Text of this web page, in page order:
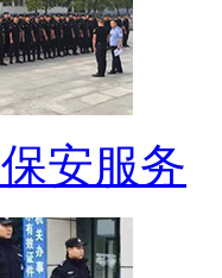
安服务